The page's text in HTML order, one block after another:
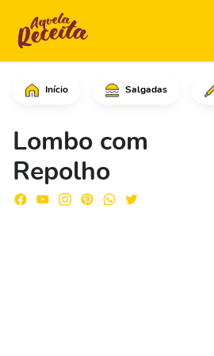
Início Salgadas
Lombo com
Repolho
Comece cortando a